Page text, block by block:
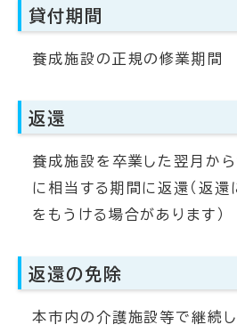
貸付期間
養成施設の正規の修業期間
返還
養成施設を卒業した翌月か
に相当する期間に返還（返
をもうける場合があります）
返還の免除
本市内の介護施設等で継続